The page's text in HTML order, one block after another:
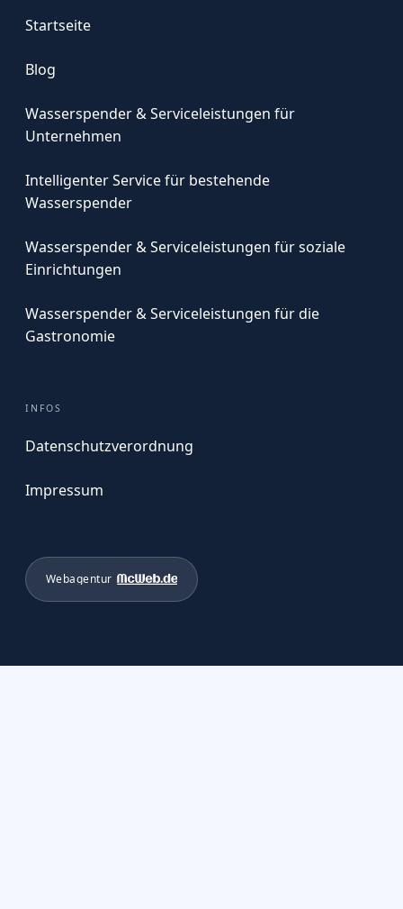
Startseite
Blog
Wasserspender & Serviceleistungen für
Unternehmen
Intelligenter Service für bestehende
Wasserspender
Wasserspender & Serviceleistungen für soziale
Einrichtungen
Wasserspender & Serviceleistungen für die
Gastronomie
INFOS
Datenschutzverordnung
Impressum
Webagentur